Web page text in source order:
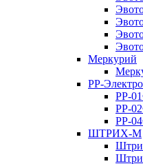
Меркурий
РР-Электро
РР-
РР-
РР-
ШТРИХ-М